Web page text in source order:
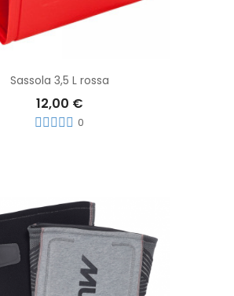
Sassola 3,5 L rossa
12,00 €
0